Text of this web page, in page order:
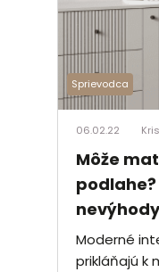
Sprievodca
06.02.22
Môže
Moderné
prikláňajú k